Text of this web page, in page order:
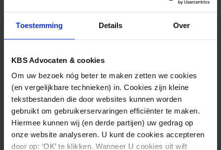
Toestemming Details Over
KBS Advocaten & cookies
Om uw bezoek nóg beter te maken zetten we cookies
(en vergelijkbare technieken) in. Cookies zijn kleine
tekstbestanden die door websites kunnen worden
gebruikt om gebruikerservaringen efficiënter te maken.
Hiermee kunnen wij (en derde partijen) uw gedrag op
onze website analyseren. U kunt de cookies accepteren
door op: ‘OK’ te klikken. Wanneer U cookies uit wilt
Handreiking Governance financiële